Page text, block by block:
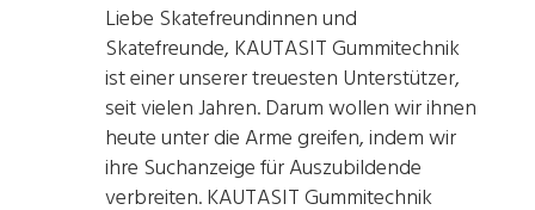
Liebe Skatefreundinnen und
Skatefreunde, KAUTASIT Gummitechnik
ist einer unserer treuesten Unterstützer,
seit vielen Jahren. Darum wollen wir ihnen
heute unter die Arme greifen, indem wir
ihre Suchanzeige für Auszubildende
verbreiten. KAUTASIT Gummitechnik